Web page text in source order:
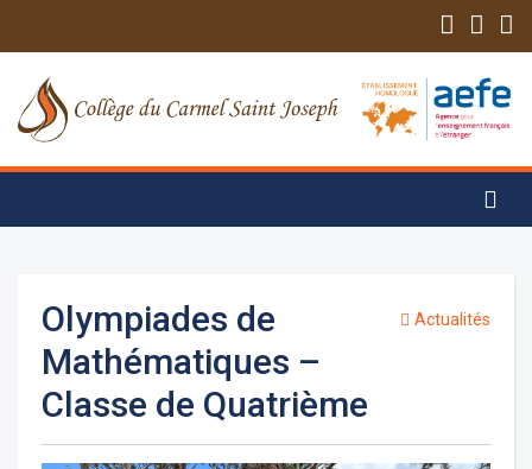
Olympiades de
Mathématiques –
Classe de Quatrième
Actualités